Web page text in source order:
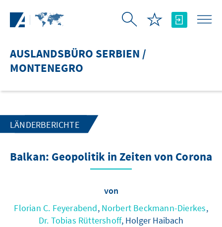
AUSLANDSBÜRO SERBIEN /
MONTENEGRO
LÄNDERBERICHTE
Balkan: Geopolitik in Zeiten von Corona
von
Florian C. Feyerabend, Norbert Beckmann-Dierkes,
Dr. Tobias Rüttershoff, Holger Haibach